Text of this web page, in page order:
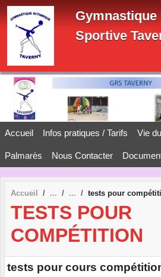
Sportive
Accueil Infos pratiques / Tarifs Vie
Palmarès Nous Contacter
Accueil tests pour
TESTS POUR
COMPÉTITION
tests pour cours
Panneau de gestion des cookies